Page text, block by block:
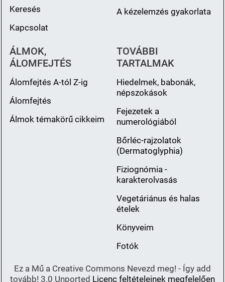
Keresés
Kapcsolat
A kézelemzés gyakorlata
ÁLMOK,
ÁLOMFEJTÉS
Álomfejtés A-tól Z-ig
Álomfejtés
Álmok témakörű cikkeim
TOVÁBBI
TARTALMAK
Hiedelmek, babonák,
népszokások
Fejezetek a
numerológiából
Bőrléc-rajzolatok
(Dermatoglyphia)
Fiziognómia -
karakterolvasás
Vegetáriánus és halas
ételek
Könyveim
Fotók
Ez a Mű a Creative Commons Nevezd meg! - Így add
tovább! 3.0 Unported Licenc feltételeinek megfelelően